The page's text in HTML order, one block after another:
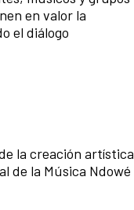
en valor la
el diálogo
la creación artística
de la Música Ndowé